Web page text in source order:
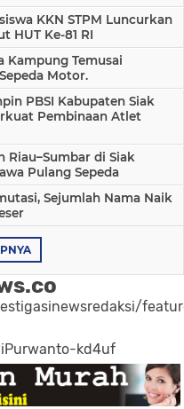
KKN STPM Luncurkan
HUT Ke-81 RI
Kampung Temusai
Motor.
PBSI Kabupaten Siak
Pembinaan Atlet
Riau–Sumbar di Siak
Pulang Sepeda
Sejumlah Nama Naik
kd4uf